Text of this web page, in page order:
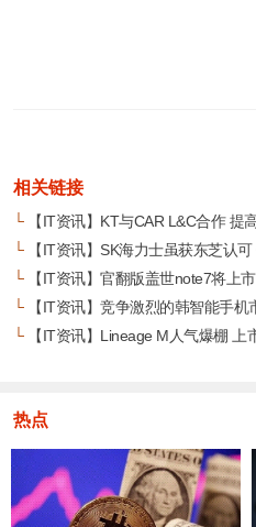
相关链接
└【IT资讯】KT与CAR L&C合作 提
└【IT资讯】SK海力士虽获东芝认可 但
└【IT资讯】官翻版盖世note7将上市
└【IT资讯】竞争激烈的韩智能手机
└【IT资讯】Lineage M人气爆棚 上
热点